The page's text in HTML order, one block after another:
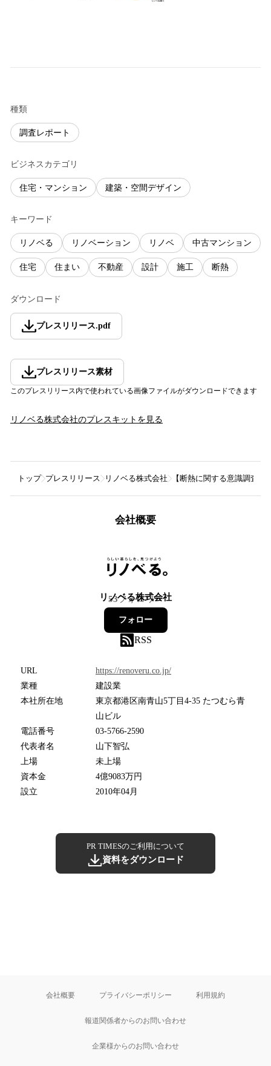
種類
調査レポート
ビジネスカテゴリ
住宅・マンション 建築・空間デザイン
キーワード
リノベる リノベーション リノベ 中古マンション
住宅 住まい 不動産 設計 施工 断熱
ダウンロード
プレスリリース.pdf
プレスリリース素材
このプレスリリース内で使われている画像ファイルがダウンロードできます
リノベる株式会社のプレスキットを見る
トップ プレスリリース リノベる株式会社 【断熱に関する意識調査
会社概要
リノベる株式会社
53フォロワー
フォロー
RSS
URL
https://renoveru.co.jp/
業種
建設業
本社所在地
東京都港区南青山5丁目4‐35 たつむら青
山ビル
電話番号
03-5766-2590
代表者名
山下智弘
上場
未上場
資本金
4億9083万円
設立
2010年04月
PR TIMESのご利用について
資料をダウンロード
会社概要 プライバシーポリシー 利用規約
報道関係者からのお問い合わせ
企業様からのお問い合わせ